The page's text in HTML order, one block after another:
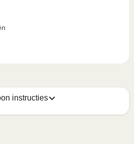
instructies
z'n best van